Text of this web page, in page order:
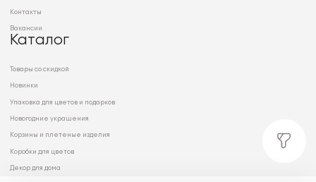
Контакты
Вакансии
Каталог
Товары со скидкой
Новинки
Упаковка для цветов и подарков
Новогодние украшения
Корзины и плетеные изделия
Коробки для цветов
Декор для дома